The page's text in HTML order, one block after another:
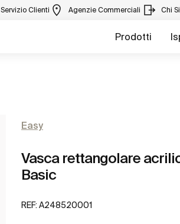
Servizio Clienti Agenzie Commerciali Chi
Prodotti
Easy
Vasca rettangolare
Basic
REF: A248520001